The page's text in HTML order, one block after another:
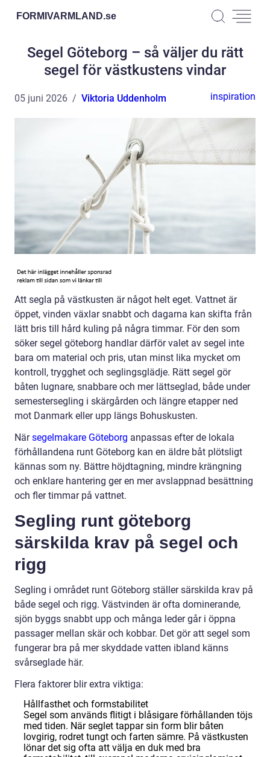
FORMIVARMLAND.se
Segel Göteborg – så väljer du rätt
segel för västkustens vindar
05 juni 2026 Viktoria Uddenholm inspiration
Att segla på västkusten är något helt eget. Vattnet är
öppet, vinden växlar snabbt och dagarna kan skifta från
lätt bris till hård kuling på några timmar. För den som
söker segel göteborg handlar därför valet av segel inte
bara om material och pris, utan minst lika mycket om
kontroll, trygghet och seglingsglädje. Rätt segel gör
båten lugnare, snabbare och mer lättseglad, både under
semestersegling i skärgården och längre etapper ned
mot Danmark eller upp längs Bohuskusten.
Närsegelmakare Göteborg anpassas efter de lokala
förhållandena runt Göteborg kan en äldre båt plötsligt
kännas som ny. Bättre höjdtagning, mindre krängning
och enklare hantering ger en mer avslappnad besättning
och fler timmar på vattnet.
Segling runt göteborg
särskilda krav på segel och
rigg
Segling i området runt Göteborg ställer särskilda krav på
både segel och rigg. Västvinden är ofta dominerande,
sjön byggs snabbt upp och många leder går i öppna
passager mellan skär och kobbar. Det gör att segel som
fungerar bra på mer skyddade vatten ibland känns
svårseglade här.
Flera faktorer blir extra viktiga:
Hållfasthet och formstabilitet
Segel som används flitigt i blåsigare förhållanden töjs
med tiden. När seglet tappar sin form blir båten
lovgirig, rodret tungt och farten sämre. På västkusten
lönar det sig ofta att välja en duk med bra